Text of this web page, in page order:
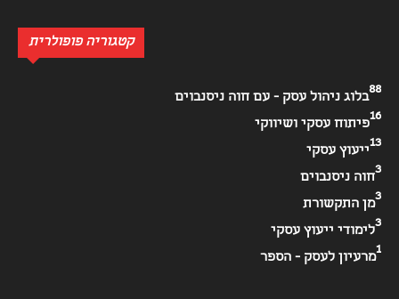
קטגוריה פופולרית
בלוג ניהול עסק - עם חוה ניסנבוים
88
פיתוח עסקי ושיווקי
16
ייעוץ עסקי
13
חוה ניסנבוים
3
מן התקשורת
3
לימודי ייעוץ עסקי
3
מרעיון לעסק - הספר
1